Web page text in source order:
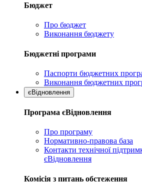
Бюджет
Про бюджет
Виконання бюджету
Бюджетні програми
Паспорти бюджетних
Виконання бюджетних
єВідновлення
Програма єВідновлення
Про програму
Нормативно-правова база
Контакти технічної
єВідновлення
Комісія з питань обстеження